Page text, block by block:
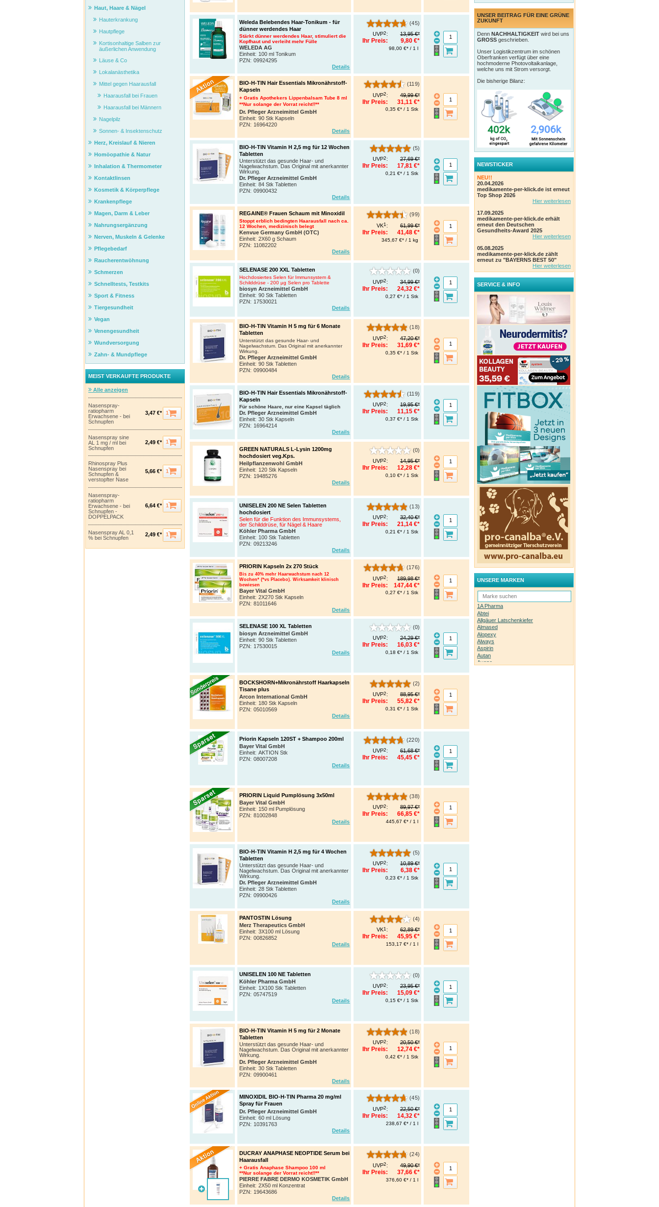
Weleda Belebendes Haar-Tonikum - für
dünner werdendes Haar
Stärkt dünner werdendes Haar, stimuliert die
Kopfhaut und verleiht mehr Fülle
WELEDA AG
Einheit: 100 ml Tonikum
PZN : 09924295
Details
(45)
UVP2: 13,95 €*
Ihr Preis: 9,80 €*
98,00 €* / 1 l
BIO-H-TIN Hair Essentials Mikronährstoff-
Kapseln
+ Gratis Apothekers Lippenbalsam Tube 8 ml
**Nur solange der Vorrat reicht!!**
Dr. Pfleger Arzneimittel GmbH
Einheit: 90 Stk Kapseln
PZN: 16964220
Details
(119)
UVP2: 49,99 €*
Ihr Preis: 31,11 €*
0,35 €* / 1 Stk
BIO-H-TIN Vitamin H 2,5 mg für 12 Wochen
Tabletten
Unterstützt das gesunde Haar- und
Nagelwachstum. Das Original mit anerkannter
Wirkung.
Dr. Pfleger Arzneimittel GmbH
Einheit: 84 Stk Tabletten
PZN: 09900432
Details
(5)
UVP2: 27,69 €*
Ihr Preis: 17,81 €*
0,21 €* / 1 Stk
REGAINE® Frauen Schaum mit Minoxidil
Stoppt erblich bedingten Haarausfall nach ca.
12 Wochen, medizinisch belegt
Kenvue Germany GmbH (OTC)
Einheit: 2X60 g Schaum
PZN: 11082202
Details
(99)
VK1: 61,99 €*
Ihr Preis: 41,48 €*
345,67 €* / 1 kg
SELENASE 200 XXL Tabletten
Hochdosiertes Selen für Immunsystem &
Schilddrüse - 200 μg Selen pro Tablette
biosyn Arzneimittel GmbH
Einheit: 90 Stk Tabletten
PZN: 17530021
Details
(0)
UVP2: 34,99 €*
Ihr Preis: 24,32 €*
0,27 €* / 1 Stk
BIO-H-TIN Vitamin H 5 mg für 6 Monate
Tabletten
Unterstützt das gesunde Haar- und
Nagelwachstum. Das Original mit anerkannter
Wirkung.
Dr. Pfleger Arzneimittel GmbH
Einheit: 90 Stk Tabletten
PZN: 09900484
Details
(18)
UVP2: 47,20 €*
Ihr Preis: 31,69 €*
0,35 €* / 1 Stk
BIO-H-TIN Hair Essentials Mikronährstoff-
Kapseln
Für schöne Haare, nur eine Kapsel täglich
Dr. Pfleger Arzneimittel GmbH
Einheit: 30 Stk Kapseln
PZN : 16964214
Details
(119)
UVP2: 19,95 €*
Ihr Preis: 11,15 €*
0,37 €* / 1 Stk
GREEN NATURALS L-Lysin 1200mg
hochdosiert veg.Kps.
Heilpflanzenwohl GmbH
Einheit: 120 Stk Kapseln
PZN : 19485276
Details
(0)
UVP2: 14,95 €*
Ihr Preis: 12,28 €*
0,10 €* / 1 Stk
UNISELEN 200 NE Selen Tabletten
hochdosiert
Selen für die Funktion des Immunsystems,
der Schilddrüse, für Nägel & Haare
Köhler Pharma GmbH
Einheit: 100 Stk Tabletten
PZN : 09213246
Details
(13)
UVP2: 32,40 €*
Ihr Preis: 21,14 €*
0,21 €* / 1 Stk
PRIORIN Kapseln 2x 270 Stück
Bis zu 40% mehr Haarwachstum nach 12
Wochen* (*vs Placebo). Wirksamkeit klinisch
bewiesen
Bayer Vital GmbH
Einheit: 2X270 Stk Kapseln
PZN: 81011646
Details
(176)
UVP2: 189,98 €*
Ihr Preis: 147,44 €*
0,27 €* / 1 Stk
SELENASE 100 XL Tabletten
biosyn Arzneimittel GmbH
Einheit: 90 Stk Tabletten
PZN: 17530015
Details
(0)
UVP2: 24,29 €*
Ihr Preis: 16,03 €*
0,18 €* / 1 Stk
BOCKSHORN+Mikronährstoff Haarkapseln
Tisane plus
Arcon International GmbH
Einheit: 180 Stk Kapseln
PZN: 05010569
Details
(2)
UVP2: 88,95 €*
Ihr Preis: 55,82 €*
0,31 €* / 1 Stk
Priorin Kapseln 120ST + Shampoo 200ml
Bayer Vital GmbH
Einheit: AKTION Stk
PZN: 08007208
Details
(220)
UVP2: 61,68 €*
Ihr Preis: 45,45 €*
PRIORIN Liquid Pumplösung 3x50ml
Bayer Vital GmbH
Einheit: 150 ml Pumplösung
PZN: 81002848
Details
(38)
UVP2: 89,97 €*
Ihr Preis: 66,85 €*
445,67 €* / 1 l
BIO-H-TIN Vitamin H 2,5 mg für 4 Wochen
Tabletten
Unterstützt das gesunde Haar- und
Nagelwachstum. Das Original mit anerkannter
Wirkung.
Dr. Pfleger Arzneimittel GmbH
Einheit: 28 Stk Tabletten
PZN: 09900426
Details
(5)
UVP2: 10,89 €*
Ihr Preis: 6,38 €*
0,23 €* / 1 Stk
PANTOSTIN Lösung
Merz Therapeutics GmbH
Einheit: 3X100 ml Lösung
PZN: 00826852
Details
(4)
VK1 : 62,89 €*
Ihr Preis: 45,95 €*
153,17 €* / 1 l
UNISELEN 100 NE Tabletten
Köhler Pharma GmbH
Einheit: 1X100 Stk Tabletten
PZN: 05747519
Details
(0)
UVP2: 23,95 €*
Ihr Preis: 15,09 €*
0,15 €* / 1 Stk
BIO-H-TIN Vitamin H 5 mg für 2 Monate
Tabletten
Unterstützt das gesunde Haar- und
Nagelwachstum. Das Original mit anerkannter
Wirkung.
Dr. Pfleger Arzneimittel GmbH
Einheit: 30 Stk Tabletten
PZN: 09900461
Details
(18)
UVP2: 20,50 €*
Ihr Preis: 12,74 €*
0,42 €* / 1 Stk
MINOXIDIL BIO-H-TIN Pharma 20 mg/ml
Spray für Frauen
Dr. Pfleger Arzneimittel GmbH
Einheit: 60 ml Lösung
PZN: 10391763
Details
(45)
UVP2: 22,50 €*
Ihr Preis: 14,32 €*
238,67 €* / 1 l
DUCRAY ANAPHASE NEOPTIDE Serum bei
Haarausfall
+ Gratis Anaphase Shampoo 100 ml
**Nur solange der Vorrat reicht!!**
PIERRE FABRE DERMO KOSMETIK GmbH
Einheit: 2X50 ml Konzentrat
PZN: 19643686
Details
(24)
UVP2: 49,90 €*
Ihr Preis: 37,66 €*
376,60 €* / 1 l
Haut, Haare & Nägel
Hauterkrankung
Hautpflege
Kortisonhaltige Salben zur
äußerlichen Anwendung
Läuse & Co
Lokalanästhetika
Mittel gegen Haarausfall
Haarausfall bei Frauen
Haarausfall bei Männern
Nagelpilz
Sonnen- & Insektenschutz
Herz, Kreislauf & Nieren
Homöopathie & Natur
Inhalation & Thermometer
Kontaktlinsen
Kosmetik & Körperpflege
Krankenpflege
Magen, Darm & Leber
Nahrungsergänzung
Nerven, Muskeln & Gelenke
Pflegebedarf
Raucherentwöhnung
Schmerzen
Schnelltests, Testkits
Sport & Fitness
Tiergesundheit
Vegan
Venengesundheit
Wundversorgung
Zahn- & Mundpflege
MEIST VERKAUFTE PRODUKTE
Alle anzeigen
Nasenspray-
ratiopharm
Erwachsene - bei
Schnupfen
3,47 €* 1
Nasenspray sine
AL 1 mg / ml bei
Schnupfen
2,49 €* 1
Rhinospray Plus
Nasenspray bei
Schnupfen &
verstopfter Nase
5,66 €* 1
Nasenspray-
ratiopharm
Erwachsene - bei
Schnupfen -
DOPPELPACK
6,64 €* 1
Nasenspray AL 0,1
% bei Schnupfen
2,49 €* 1
UNSER BEITRAG FÜR EINE GRÜNE
ZUKUNFT
DennNACHHALTIGKEIT wird bei uns
GROSS geschrieben.
Unser Logistikzentrum im schönen
Oberfranken verfügt über eine
hochmoderne Photovoltaikanlage,
welche uns mit Strom versorgt.
Die bisherige Bilanz:
NEWSTICKER
NEU!!
20.04.2026
medikamente-per-klick.de ist erneut
Top Shop 2026
Hier weiterlesen
17.09.2025
medikamente-per-klick.de erhält
erneut den Deutschen
Gesundheits-Award 2025
Hier weiterlesen
05.08.2025
medikamente-per-klick.de zählt
erneut zu "BAYERNS BEST 50"
Hier weiterlesen
SERVICE & INFO
UNSERE MARKEN
1A Pharma
Abtei
Allgäuer Latschenkiefer
Almased
Alopexy
Always
Aspirin
Autan
Avene